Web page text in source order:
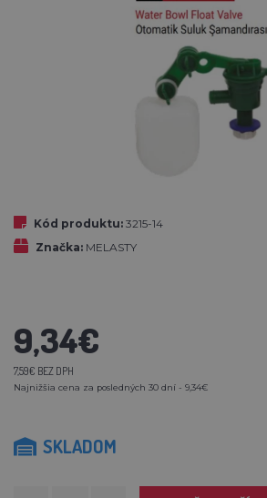
Kód produktu: 3215-14
Značka: MELASTY
9,34€
7,59€ BEZ DPH
Najnižšia cena za posledných 30 dní - 9,34€
SKLADOM